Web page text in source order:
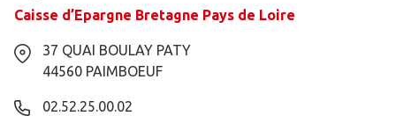
Caisse d’Epargne Bretagne Pays de Loire
37 QUAI BOULAY PATY
44560 PAIMBOEUF
02.52.25.00.02